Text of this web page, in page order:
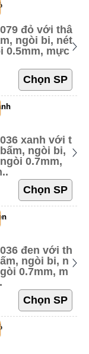
đỏ với thâ
ngòi bi, nét
0.5mm, mực
xanh với t
ngòi bi,
0.7mm,
đen với th
ngòi bi, n
0.7mm, m